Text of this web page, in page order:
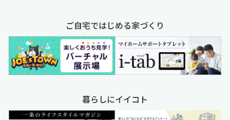
ご自宅ではじめる家づくり
暮らしにイイコト